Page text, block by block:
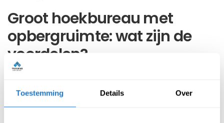
Toestemming Details Over
Groot hoekbureau met
opbergruimte: wat zijn de
voordelen?
hoekbureau met opbergruimte. Deze bureaus zijn voorzien
van een ladekast met een slot op één hoek. Wil je een